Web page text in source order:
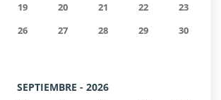
19 20 21 22
23
26 27 28 29
30
SEPTIEMBRE - 2026